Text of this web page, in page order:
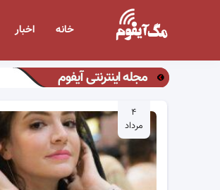
خانه اخبار
مجله اینترنتی آیفوم
۴
مرداد